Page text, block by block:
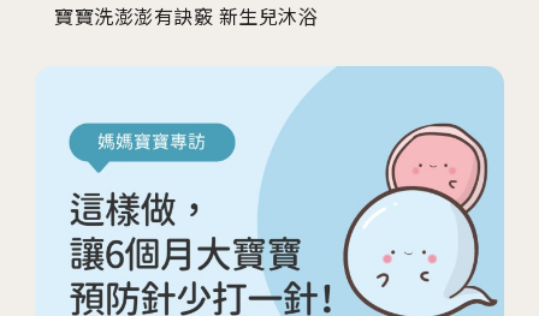
人才招募
寶寶洗澎澎有訣竅 新生兒沐浴